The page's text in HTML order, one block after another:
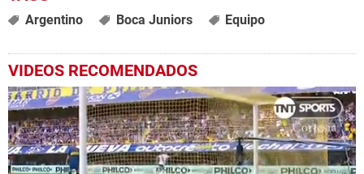
Argentino Boca Juniors Equipo
VIDEOS RECOMENDADOS